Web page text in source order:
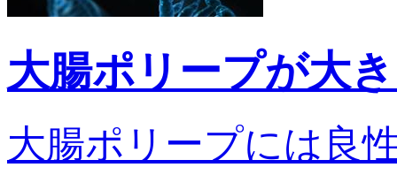
大腸ポリープが大
大腸ポリープには良